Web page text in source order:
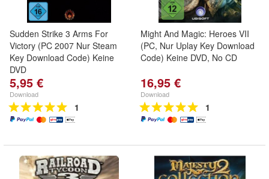
Sudden Strike 3 Arms For
Victory (PC 2007 Nur Steam
Key Download Code) Keine
DVD
5,95 €
Download
1
Might And Magic: Heroes VII
(PC, Nur Uplay Key Download
Code) Keine DVD, No CD
16,95 €
Download
1